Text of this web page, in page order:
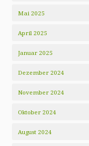
Mai 2025
April 2025
Januar 2025
Dezember 2024
November 2024
Oktober 2024
August 2024